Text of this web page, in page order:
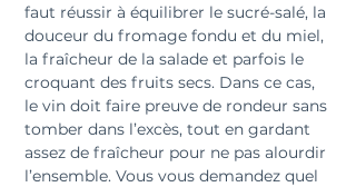
faut réussir à équilibrer le sucré-salé, la
douceur du fromage fondu et du miel,
la fraîcheur de la salade et parfois le
croquant des fruits secs. Dans ce cas,
le vin doit faire preuve de rondeur sans
tomber dans l’excès, tout en gardant
assez de fraîcheur pour ne pas alourdir
l’ensemble. Vous vous demandez quel